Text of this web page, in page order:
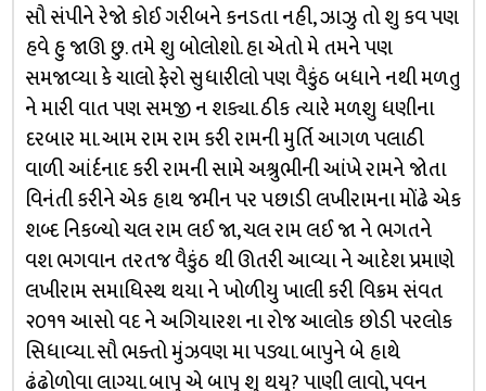
સૌ સંપીને રેજો કોઈ ગરીબને કનડતા નહી, ઝાઝુ તો શુ કવ પણ
હવે હુ જાઊ છુ. તમે શુ બોલોશો. હા એતો મે તમને પણ
સમજાવ્યા કે ચાલો ફેરો સુધારીલો પણ વૈકુંઠ બધાને નથી મળતુ
ને મારી વાત પણ સમજી ન શક્યા. ઠીક ત્યારે મળશુ ધણીના
દરબાર મા. આમ રામ રામ કરી રામની મુર્તિ આગળ પલાઠી
વાળી આંર્દનાદ કરી રામની સામે અશ્રુભીની આંખે રામને જોતા
વિનંતી કરીને એક હાથ જમીન પર પછાડી લખીરામના મોંઢે એક
શબ્દ નિકળ્યો ચલ રામ લઈ જા, ચલ રામ લઈ જા ને ભગતને
વશ ભગવાન તરતજ વૈકુંઠ થી ઊતરી આવ્યા ને આદેશ પ્રમાણે
લખીરામ સમાધિસ્થ થયા ને ખોળીયુ ખાલી કરી વિક્રમ સંવત
૨૦૧૧ આસો વદ ને અગિયારશ ના રોજ આલોક છોડી પરલોક
સિધાવ્યા. સૌ ભક્તો મુંઝવણ મા પડ્યા. બાપુને બે હાથે
ઢંઢોળોવા લાગ્યા. બાપુ એ બાપુ શુ થયુ? પાણી લાવો, પવન